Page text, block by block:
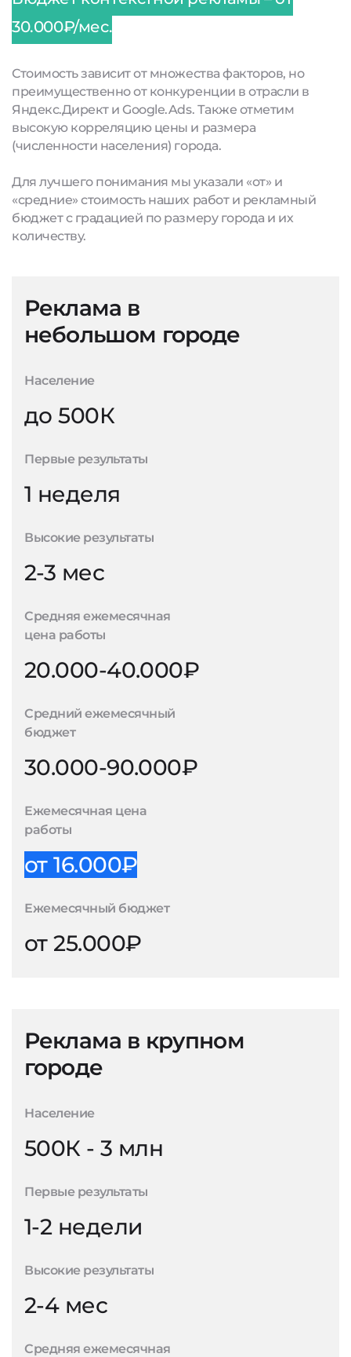
30.000₽/мес.
Стоимость зависит от множества факторов, но
преимущественно от конкуренции в отрасли в
Яндекс.Директ и Google.Ads. Также отметим
высокую корреляцию цены и размера
(численности населения) города.
Для лучшего понимания мы указали «от» и
«средние» стоимость наших работ и рекламный
бюджет с градацией по размеру города и их
количеству.
Реклама в
небольшом городе
Население
до 500К
Первые результаты
1 неделя
Высокие результаты
2-3 мес
Средняя ежемесячная
цена работы
20.000-40.000₽
Средний ежемесячный
бюджет
30.000-90.000₽
Ежемесячная цена
работы
от 16.000₽
Ежемесячный бюджет
от 25.000₽
Реклама в крупном
городе
Население
500К - 3 млн
Первые результаты
1-2 недели
Высокие результаты
2-4 мес
Средняя ежемесячная